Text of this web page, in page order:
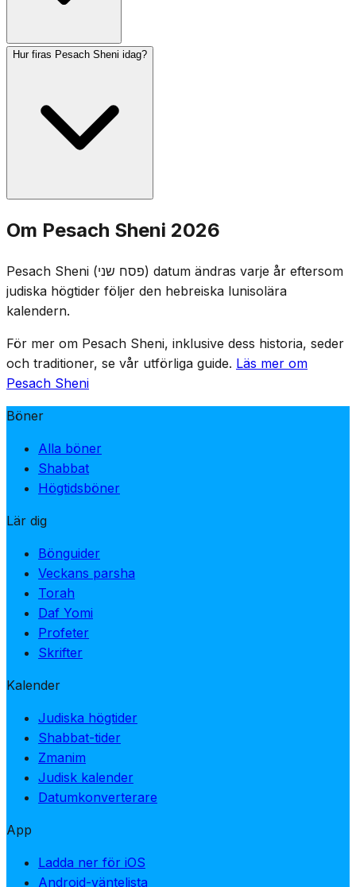
templets tid kunde den som var rituellt oren eller på en
avlägsen resa under Pesach frambära påskoffret på
detta ersättningsdatum. Det lär oss att det aldrig är för
Hur firas Pesach Sheni idag?
Utan templet är Pesach Sheni en mindre högtid. Den
främsta seden är att äta matzah för att hedra dagen.
Tachanun (botböner) utelämnas från gudstjänsten.
Vissa har seden att inte fasta denna dag, och lovtal hålls
inte.
Om Pesach Sheni 2026
Pesach Sheni (פסח שני) datum ändras varje år eftersom
judiska högtider följer den hebreiska lunisolära
kalendern.
För mer om Pesach Sheni, inklusive dess historia, seder
och traditioner, se vår utförliga guide. Läs mer om
Pesach Sheni
Böner
Alla böner
Shabbat
Högtidsböner
Lär dig
Bönguider
Veckans parsha
Torah
Daf Yomi
Profeter
Skrifter
Kalender
Judiska högtider
Shabbat-tider
Zmanim
Judisk kalender
Datumkonverterare
App
Ladda ner för iOS
Android-väntelista